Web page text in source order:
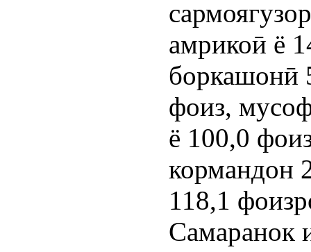
амрикоӣ ё
боркашонӣ
фоиз,
ё 100,0
кормандон
118,1
Самаранок